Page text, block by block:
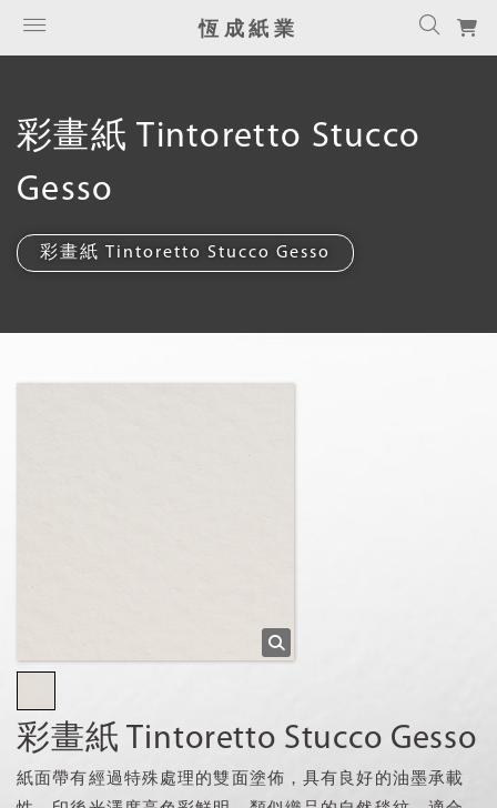
恆成紙業
彩畫紙 Tintoretto Stucco
Gesso
彩畫紙 Tintoretto Stucco Gesso
彩畫紙 Tintoretto Stucco Gesso
紙面帶有經過特殊處理的雙面塗佈，具有良好的油墨承載